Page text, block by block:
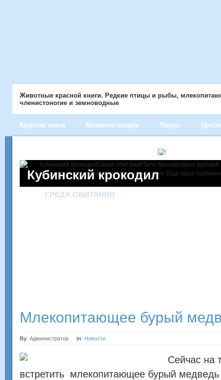
Животные красной книги. Редкие птицы и рыбы,
членистоногие и земноводные
Красная книга Млекопитающие Птицы
Кубинский крокодил
СРЕДА ОБИТАНИЯ
Млекопитающее бурый
By: Администратор in: Новости
Сейчас на
встретить млекопитающее бурый